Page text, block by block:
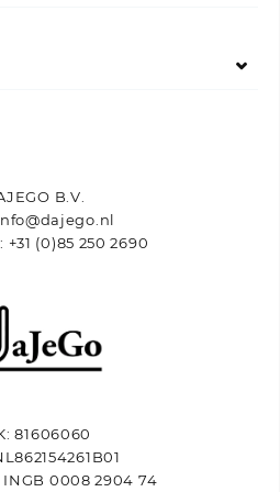
B.V.
(0)85 250 2690
81606060
INGB 0008 2904 74